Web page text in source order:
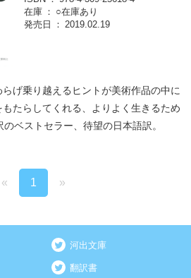
在庫
○在庫あり
発売日
2019.02.19
げ乗り越えるヒントが美術作品の中に
たらしてくれる、よりよく生きるため
ベストセラー、待望の日本語訳。
« 1 »
河出文庫
翻訳書